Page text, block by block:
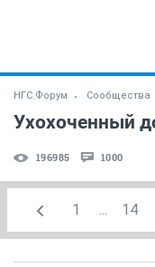
НГС.Форум Сообщества
Ухохоченный
196985 1000
1 ... 14